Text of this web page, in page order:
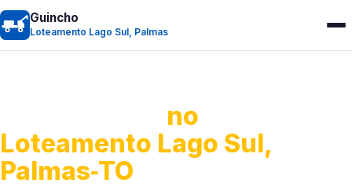
Guincho
Loteamento Lago Sul, Palmas
no
Loteamento Lago Sul,
Palmas‑TO